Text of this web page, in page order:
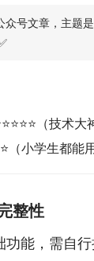
众号文章，主题
（技术大
（小学生都能用
整性
能，需自行